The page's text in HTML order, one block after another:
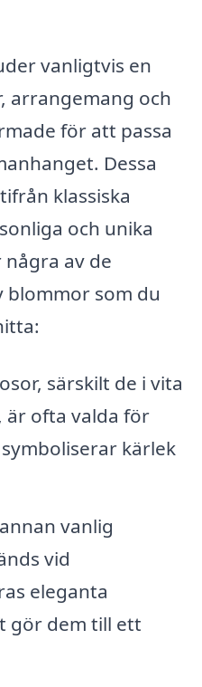
vanligtvis en
arrangemang och
för att passa
Dessa
klassiska
och unika
av de
blommor som du
särskilt de i vita
är ofta valda för
kärlek
vanlig
vid
eleganta
gör dem till ett